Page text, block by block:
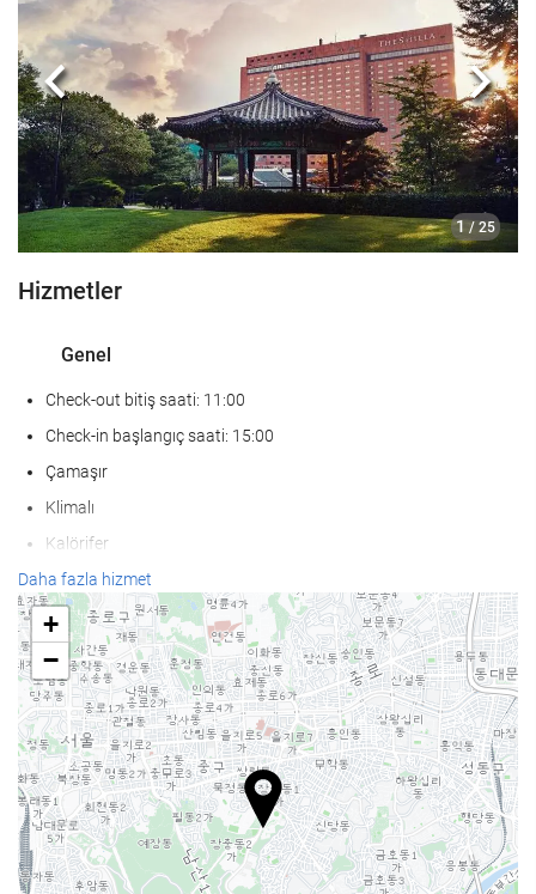
1 / 25
Önceki
Hizmetler
Genel
Check-out bitiş saati: 11:00
Check-in başlangıç saati: 15:00
Çamaşır
Klimalı
Kalörifer
Asansör
Sadece yetişkinlere özel
Hareket ve erişim kısıtlılığı bulunan kişiler
Sigar İçilmeyen Oda
Tesis genelinde sigara içmek yasaktır
Sigara içme alanı
Ses yalıtımlı odalar
Evcil hayvanlar kabul edilmez
Daha fazla hizmet
+
−